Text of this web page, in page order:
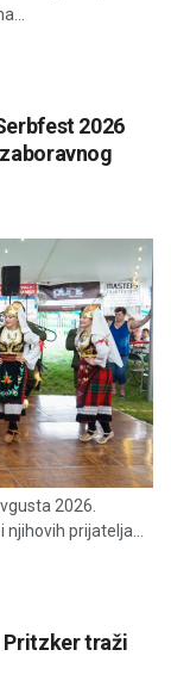
2026
2026.
prijatelja...
Pritzker traži